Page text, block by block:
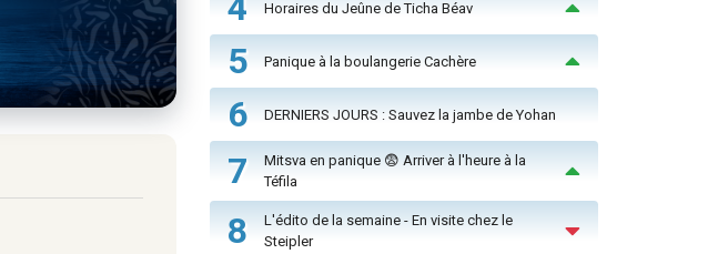
Horaires du Jeûne de Ticha Béav
5 Panique à la boulangerie Cachère
6 DERNIERS JOURS : Sauvez la jambe de Yohan
7
Mitsva en panique 😨 Arriver à l'heure à la
Téfila
8
L'édito de la semaine - En visite chez le
Steipler